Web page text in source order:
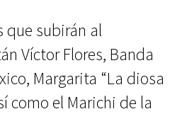
que subirán al
Víctor Flores, Banda
Margarita “La diosa
como el Marichi de la